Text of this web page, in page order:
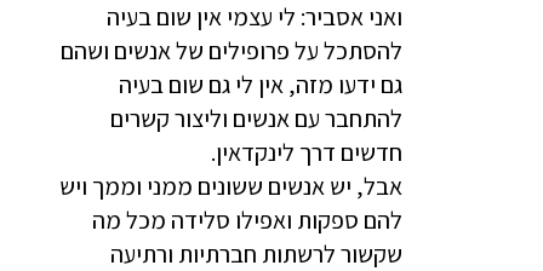
ואני אסביר: לי עצמי אין שום בעיה
להסתכל על פרופילים של אנשים ושהם
גם ידעו מזה, אין לי גם שום בעיה
להתחבר עם אנשים וליצור קשרים
חדשים דרך לינקדאין.
אבל, יש אנשים ששונים ממני וממך ויש
להם ספקות ואפילו סלידה מכל מה
שקשור לרשתות חברתיות ורתיעה